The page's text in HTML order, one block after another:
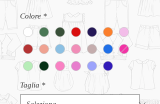
Colore *
Taglia *